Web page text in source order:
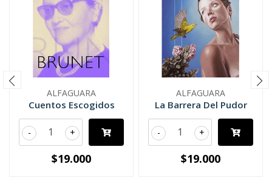
ALFAGUARA
Cuentos Escogidos
+
-
$19.000
ALFAGUARA
La Barrera Del Pudor
+
-
$19.000